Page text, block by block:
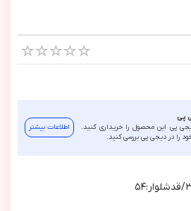
پی
پی این محصول را خریداری کنید.
را در دیجی پی بررسی کنید.
اطلاعات بیشتر